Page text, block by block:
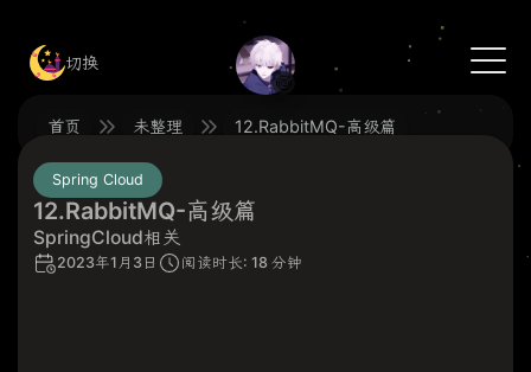
切换
🍥
首页 未整理 12.RabbitMQ-高级篇
Spring Cloud
12.RabbitMQ-高级篇
SpringCloud相关
2023年1月3日 阅读时长: 18 分钟